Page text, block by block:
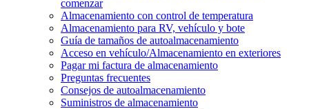
comenzar
Almacenamiento con control de temperatura
Almacenamiento para RV, vehículo y bote
Guía de tamaños de autoalmacenamiento
Acceso en vehículo/Almacenamiento en exteriores
Pagar mi factura de almacenamiento
Preguntas frecuentes
Consejos de autoalmacenamiento
Suministros de almacenamiento